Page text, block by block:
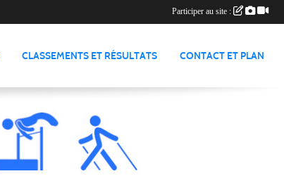
CLASSEMENTS ET RÉSULTATS CONTACT ET PLAN
Participer au site :